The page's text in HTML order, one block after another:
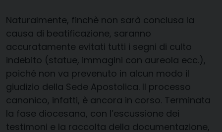
Naturalmente, finchè non sarà conclusa la
causa di beatificazione, saranno
accuratamente evitati tutti i segni di culto
indebito (statue, immagini con aureola ecc.),
poiché non va prevenuto in alcun modo il
giudizio della Sede Apostolica. Il processo
canonico, infatti, è ancora in corso. Terminata
la fase diocesana, con l’escussione dei
testimoni e la raccolta della documentazione,